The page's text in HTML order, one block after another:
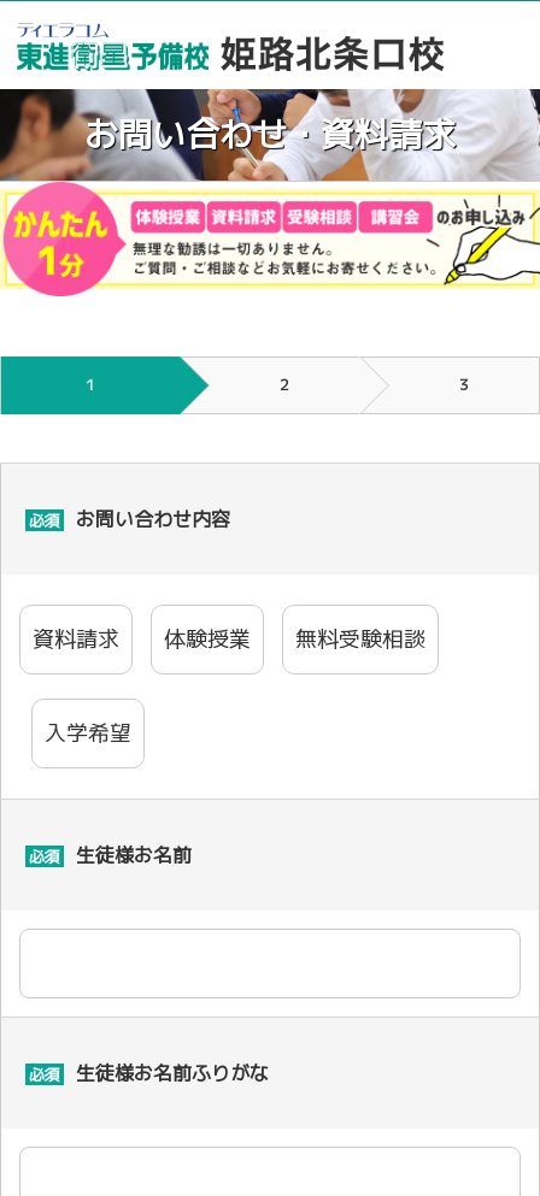
お問い合わせ・資料請求
１ ２ ３
必須 お問い合わせ内容
資料請求 体験授業 無料受験相談
入学希望
必須 生徒様お名前
必須 生徒様お名前ふりがな